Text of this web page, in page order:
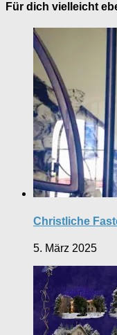
Für dich vielleicht
Christliche
5. März 2025